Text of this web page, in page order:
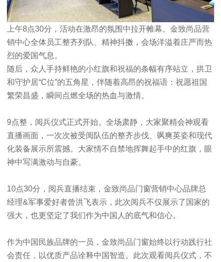
上午8点30分，活动在激昂的氛围中拉开帷幕。金致尚品营
销中心全体员工整齐列队、精神抖擞，会场洋溢着庄严而热
烈的爱国气息。
随后，众人手持鲜艳的小红旗和祝福的条幅有序站立，拱卫
和守护居“C位”的五角星 ，伴随着高昂的祝福语：祝愿祖国
繁荣昌盛，瞬间点燃全场的热血与激情。
9点整，阅兵仪式正式开始。全场肃静，大家聚精会神观看
直播画面，一次次被受阅队伍的整齐步伐、飒爽英姿和现代
化装备展示所震撼。大家情不自禁地挥舞起手中的红旗，眼
神中写满激动与自豪。
10点30分，阅兵直播结束，金致尚品门窗营销中心品牌总
经理&军事爱好者曾洪飞表示，此次阅兵不仅展示了国家的
强大，也更坚定了我们作为中国人的底气和信心。
作为中国民族品牌的一员，金致尚品门窗始终以行动践行社
会责任，以优质产品诠释中国智造。此次观看阅兵仪式，不